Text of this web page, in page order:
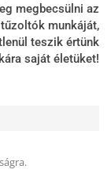
megbecsülni az
munkáját,
teszik értünk
saját életüket!